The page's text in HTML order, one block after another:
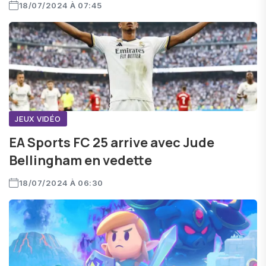
18/07/2024 À 07:45
JEUX VIDÉO
EA Sports FC 25 arrive avec Jude
Bellingham en vedette
18/07/2024 À 06:30